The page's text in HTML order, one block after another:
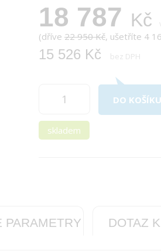
18 787 Kč
(dříve 22 950 Kč, ušetříte 4
15 526 Kč bez DPH
DO KOŠÍKU
skladem
PARAMETRY DOTAZ